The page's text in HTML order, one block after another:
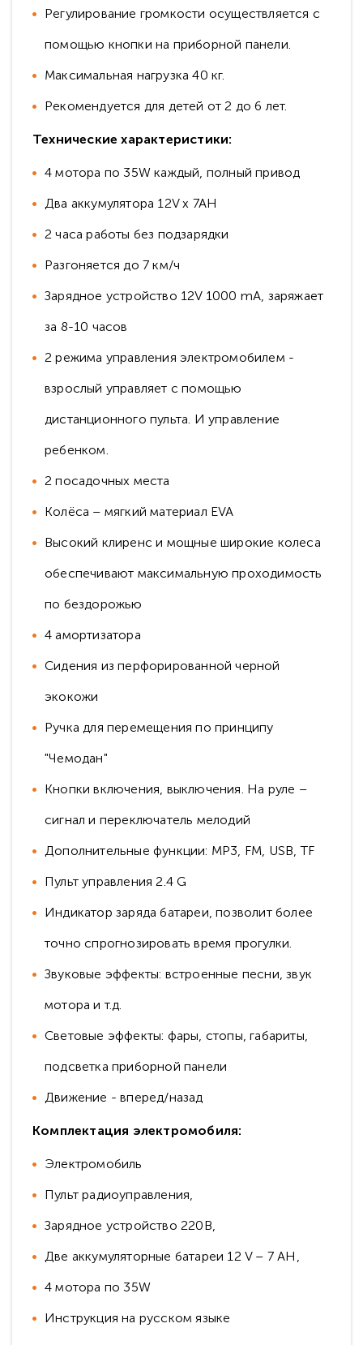
Регулирование громкости осуществляется с
помощью кнопки на приборной панели.
Максимальная нагрузка 40 кг.
Рекомендуется для детей от 2 до 6 лет.
Технические характеристики:
4 мотора по 35W каждый, полный привод
Два аккумулятора 12V х 7АH
2 часа работы без подзарядки
Разгоняется до 7 км/ч
Зарядное устройство 12V 1000 mA, заряжает
за 8-10 часов
2 режима управления электромобилем -
взрослый управляет с помощью
дистанционного пульта. И управление
ребенком.
2 посадочных места
Колёса – мягкий материал EVA
Высокий клиренс и мощные широкие колеса
обеспечивают максимальную проходимость
по бездорожью
4 амортизатора
Сидения из перфорированной черной
экокожи
Ручка для перемещения по принципу
"Чемодан"
Кнопки включения, выключения. На руле –
сигнал и переключатель мелодий
Дополнительные функции: MP3, FM, USB, TF
Пульт управления 2.4 G
Индикатор заряда батареи, позволит более
точно спрогнозировать время прогулки.
Звуковые эффекты: встроенные песни, звук
мотора и т.д.
Световые эффекты: фары, стопы, габариты,
подсветка приборной панели
Движение - вперед/назад
Комплектация электромобиля:
Электромобиль
Пульт радиоуправления,
Зарядное устройство 220В,
Две аккумуляторные батареи 12 V – 7 АH,
4 мотора по 35W
Инструкция на русском языке